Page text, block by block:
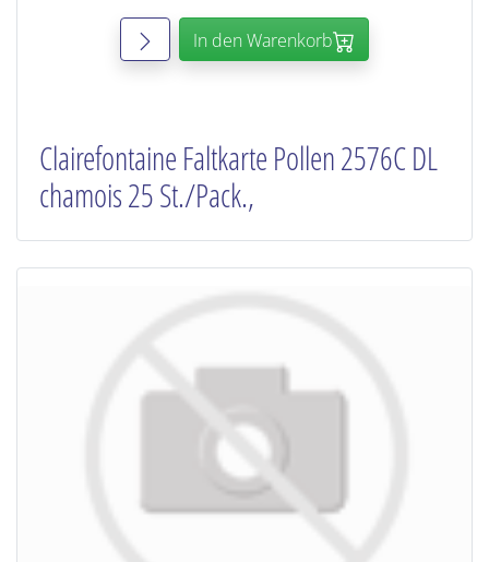
In den Warenkorb
Clairefontaine Faltkarte Pollen 2576C DL
chamois 25 St./Pack.,